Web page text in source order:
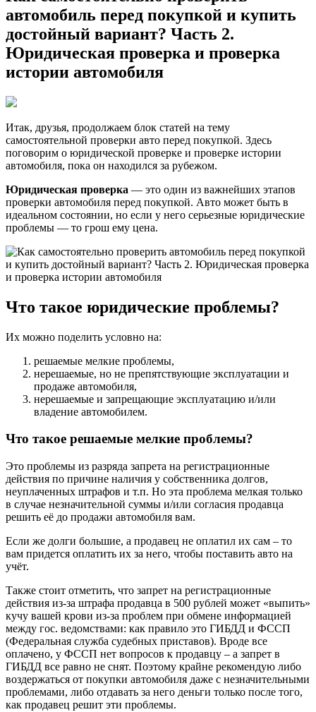
автомобиль перед покупкой и купить
достойный вариант? Часть 2.
Юридическая проверка и проверка
истории автомобиля
Итак, друзья, продолжаем блок статей на тему
самостоятельной проверки авто перед покупкой. Здесь
поговорим о юридической проверке и проверке истории
автомобиля, пока он находился за рубежом.
Юридическая проверка — это один из важнейших этапов
проверки автомобиля перед покупкой. Авто может быть в
идеальном состоянии, но если у него серьезные юридические
проблемы — то грош ему цена.
Что такое юридические проблемы?
Их можно поделить условно на:
решаемые мелкие проблемы,
нерешаемые, но не препятствующие эксплуатации и
продаже автомобиля,
нерешаемые и запрещающие эксплуатацию и/или
владение автомобилем.
Что такое решаемые мелкие проблемы?
Это проблемы из разряда запрета на регистрационные
действия по причине наличия у собственника долгов,
неуплаченных штрафов и т.п. Но эта проблема мелкая только
в случае незначительной суммы и/или согласия продавца
решить её до продажи автомобиля вам.
Если же долги большие, а продавец не оплатил их сам – то
вам придется оплатить их за него, чтобы поставить авто на
учёт.
Также стоит отметить, что запрет на регистрационные
действия из-за штрафа продавца в 500 рублей может «выпить»
кучу вашей крови из-за проблем при обмене информацией
между гос. ведомствами: как правило это ГИБДД и ФССП
(Федеральная служба судебных приставов). Вроде все
оплачено, у ФССП нет вопросов к продавцу – а запрет в
ГИБДД все равно не снят. Поэтому крайне рекомендую либо
воздержаться от покупки автомобиля даже с незначительными
проблемами, либо отдавать за него деньги только после того,
как продавец решит эти проблемы.